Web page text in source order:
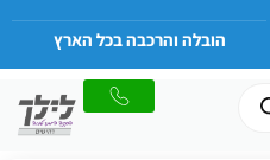
הובלה והרכבה בכל הארץ